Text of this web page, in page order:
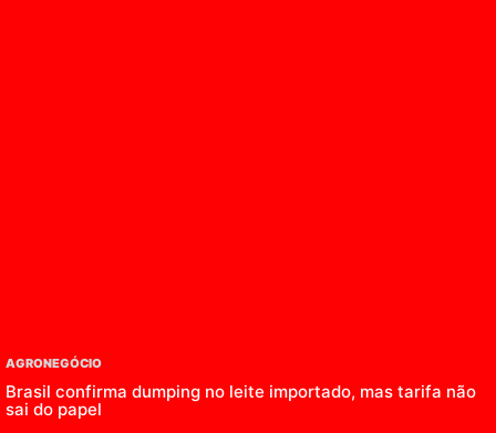
AGRONEGÓCIO
Brasil confirma dumping no leite importado, mas tarifa não
sai do papel